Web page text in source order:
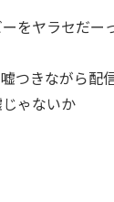
をヤラセだー
つきながら配
ゃないか